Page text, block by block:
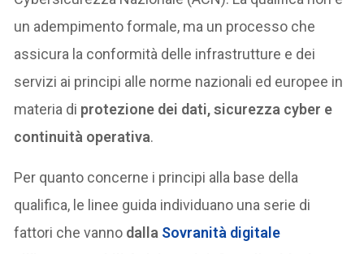
un adempimento formale, ma un processo che
assicura la conformità delle infrastrutture e dei
servizi ai principi alle norme nazionali ed europee in
materia di protezione dei dati, sicurezza cyber e
continuità operativa.
Per quanto concerne i principi alla base della
qualifica, le linee guida individuano una serie di
fattori che vanno dalla Sovranità digitale